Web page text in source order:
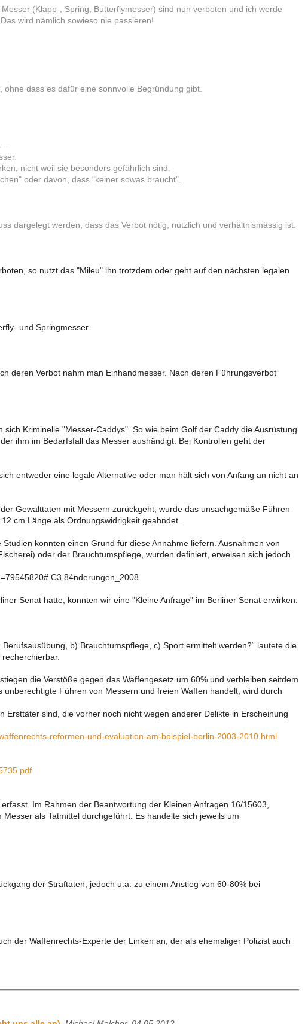
(Klapp-, Spring, Butterflymesser) sind nun verboten und ich werde
wird nämlich sowieso nie passieren!
dass es dafür eine sonnvolle Begründung gibt.
nicht weil sie besonders gefährlich sind.
oder davon, dass "keiner sowas braucht".
dargelegt werden, dass das Verbot nötig, nützlich und verhältnismässig ist.
so nutzt das "Mileu" ihn trotzdem oder geht auf den nächsten legalen
und Springmesser.
deren Verbot nahm man Einhandmesser. Nach deren Führungsverbot
Kriminelle "Messer-Caddys". So wie beim Golf der Caddy die Ausrüstung
ihm im Bedarfsfall das Messer aushändigt. Bei Kontrollen geht der
entweder eine legale Alternative oder man hält sich von Anfang an nicht an
Gewalttaten mit Messern zurückgeht, wurde das unsachgemäße Führen
cm Länge als Ordnungswidrigkeit geahndet.
konnten einen Grund für diese Annahme liefern. Ausnahmen von
oder der Brauchtumspflege, wurden definiert, erweisen sich jedoch
Senat hatte, konnten wir eine "Kleine Anfrage" im Berliner Senat erwirken.
b) Brauchtumspflege, c) Sport ermittelt werden?“ lautete die
die Verstöße gegen das Waffengesetz um 60% und verbleiben seitdem
Führen von Messern und freien Waffen handelt, wird durch
sind, die vorher noch nicht wegen anderer Delikte in Erscheinung
reformen-und-evaluation-am-beispiel-berlin-2003-2010.html
Im Rahmen der Beantwortung der Kleinen Anfragen 16/15603,
als Tatmittel durchgeführt. Es handelte sich jeweils um
der Straftaten, jedoch u.a. zu einem Anstieg von 60-80% bei
der Waffenrechts-Experte der Linken an, der als ehemaliger Polizist auch